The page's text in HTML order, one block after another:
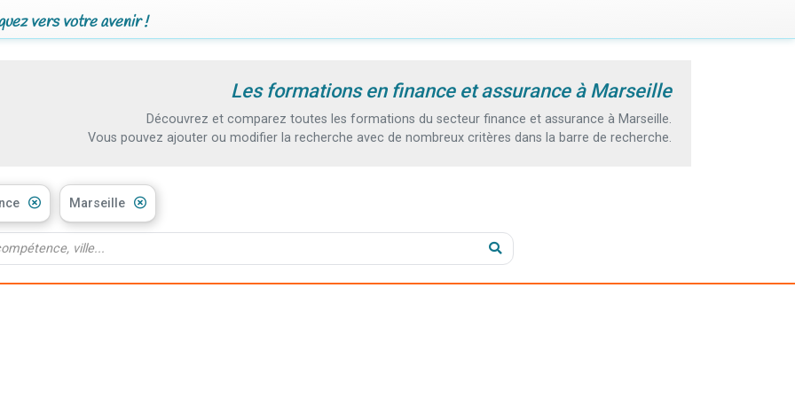
vers votre avenir !
Les formations en finance et assurance à Marseille
Découvrez et comparez toutes les formations du secteur finance et assurance à Marseille.
Vous pouvez ajouter ou modifier la recherche avec de nombreux critères dans la barre de recherche.
Marseille